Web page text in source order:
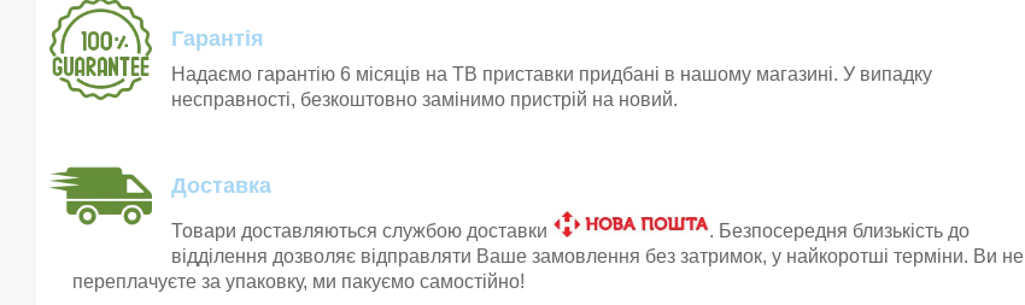
Гарантія
Надаємо гарантію 6 місяців на ТВ приставки придбані в нашому магазині. У випадку
несправності, безкоштовно замінимо пристрій на новий.
Доставка
Товари доставляються службою доставки
. Безпосередня близькість до
відділення дозволяє відправляти Ваше замовлення без затримок, у найкоротші терміни. Ви не
переплачуєте за упаковку, ми пакуємо самостійно!